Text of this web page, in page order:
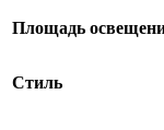
Площадь
Стиль